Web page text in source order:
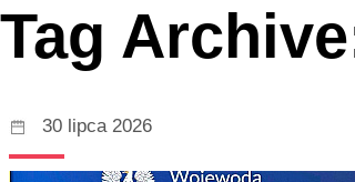
Tag
30 lipca 2026